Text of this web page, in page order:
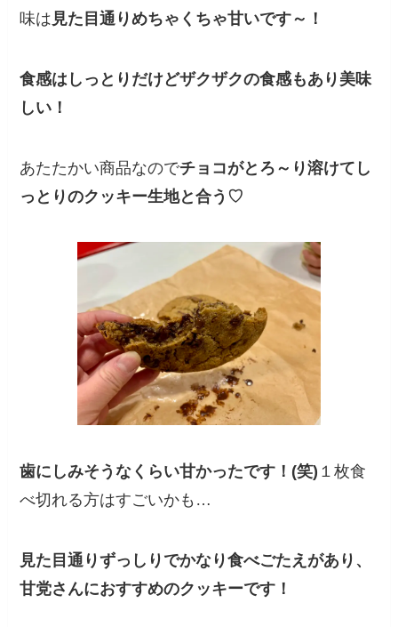
味は 見た目通りめちゃくちゃ甘いです～！
食感はしっとりだけどザクザクの食感もあり美味
しい！
あたたかい商品なのでチョコがとろ～り溶けてし
っとりのクッキー生地と合う♡
歯にしみそうなくらい甘かったです！(笑) １枚食
べ切れる方はすごいかも…
見た目通りずっしりでかなり食べごたえがあり、
甘党さんにおすすめのクッキーです！